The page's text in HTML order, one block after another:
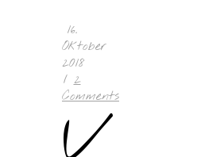
16.
Oktober
2018
/ 2
Comments